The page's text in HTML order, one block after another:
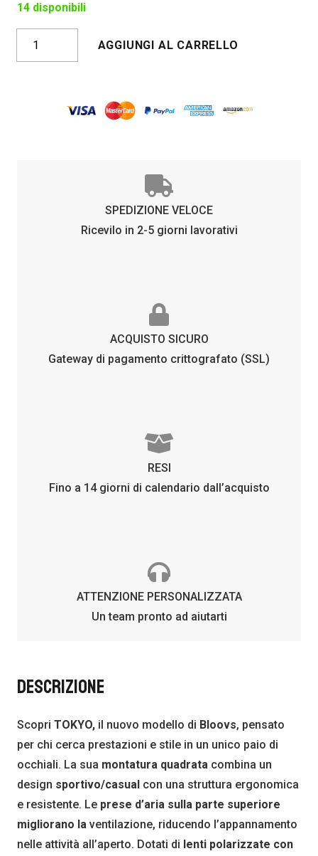
14 disponibili
TOKYO
CRISTALLO
AGGIUNGI AL CARRELLO
SPEDIZIONE VELOCE
Ricevilo in 2-5 giorni lavorativi
ACQUISTO SICURO
Gateway di pagamento crittografato (SSL)
RESI
Fino a 14 giorni di calendario dall’acquisto
ATTENZIONE PERSONALIZZATA
Un team pronto ad aiutarti
DESCRIZIONE
Scopri TOKYO, il nuovo modello di Bloovs, pensato
per chi cerca prestazioni e stile in un unico paio di
occhiali. La sua montatura quadrata combina un
design sportivo/casual con una struttura ergonomica
e resistente. Le prese d’aria sulla parte superiore
migliorano la ventilazione, riducendo l’appannamento
nelle attività all’aperto. Dotati di lenti polarizzate con